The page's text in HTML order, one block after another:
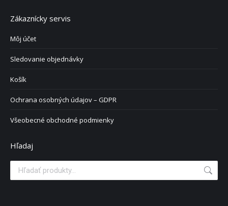
Zákaznícky servis
Môj účet
Sledovanie objednávky
Košík
Ochrana osobných údajov – GDPR
Všeobecné obchodné podmienky
Hľadaj